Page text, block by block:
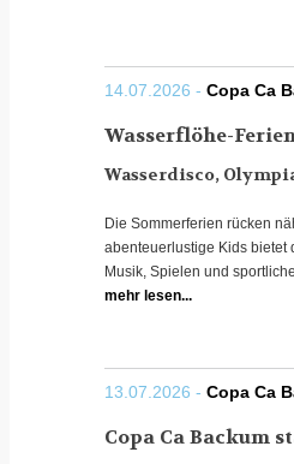
14.07.2026 - Copa Ca
Wasserflöhe-
Wasserdisco,
Die Sommerferien rücken
abenteuerlustige Kids bietet
Musik, Spielen und
mehr lesen...
13.07.2026 - Copa Ca
Copa Ca Backum